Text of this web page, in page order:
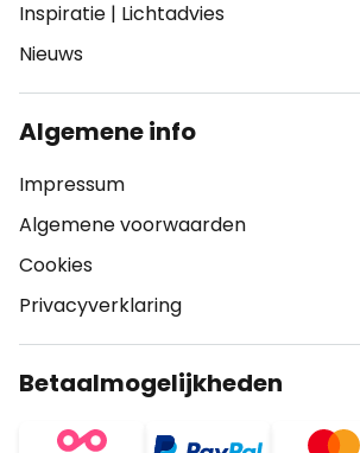
Inspiratie | Lichtadvies
Nieuws
Algemene info
Impressum
Algemene voorwaarden
Cookies
Privacyverklaring
Betaalmogelijkheden